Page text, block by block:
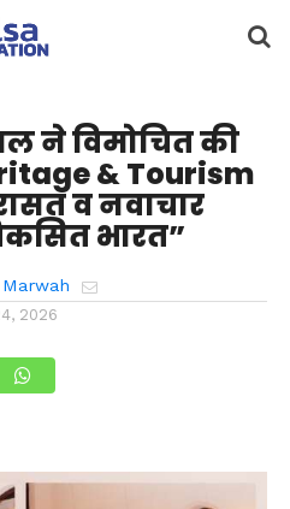
ने विमोचित की
& Tourism
व नवाचार
भारत”
2026